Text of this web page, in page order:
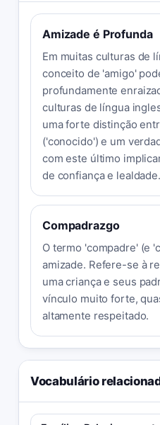
Amizade é Profunda
Em muitas culturas de
conceito de 'amigo'
profundamente
culturas de língua
uma forte distinção
('conocido') e um
com este último
de confiança e lealdade.
Compadrazgo
O termo 'compadre' (e
amizade. Refere-se à
uma criança e seus
vínculo muito forte,
altamente respeitado.
Vocabulário